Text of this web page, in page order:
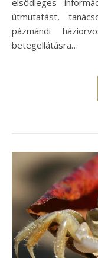
elsődleges
útmutatást,
pázmándi
betegellátásra…